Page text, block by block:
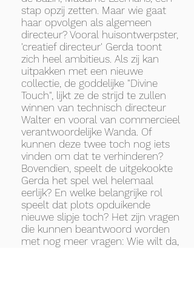
stap opzij zetten. Maar wie gaat
haar opvolgen als algemeen
directeur? Vooral huisontwerpster,
'creatief directeur' Gerda toont
zich heel ambitieus. Als zij kan
uitpakken met een nieuwe
collectie, de goddelijke "Divine
Touch", lijkt ze de strijd te zullen
winnen van technisch directeur
Walter en vooral van commercieel
verantwoordelijke Wanda. Of
kunnen deze twee toch nog iets
vinden om dat te verhinderen?
Bovendien, speelt de uitgekookte
Gerda het spel wel helemaal
eerlijk? En welke belangrijke rol
speelt dat plots opduikende
nieuwe slipje toch? Het zijn vragen
die kunnen beantwoord worden
met nog meer vragen: Wie wilt da,